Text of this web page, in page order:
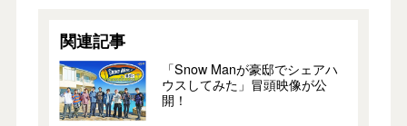
関連記事
「Snow Manが豪邸でシェアハ
ウスしてみた」冒頭映像が公
開！